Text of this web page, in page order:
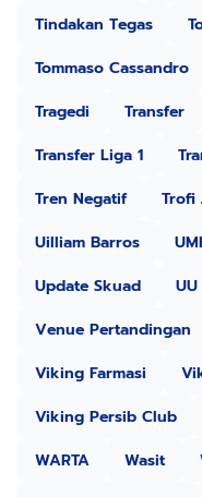
Tindakan Tegas
Tommaso Cassandro
Tragedi
Transfer
Transfer Liga 1
Tren Negatif
Trofi
Uilliam Barros
Update Skuad
UU
Venue Pertandingan
Viking Farmasi
Viking Persib Club
WARTA
Wasit